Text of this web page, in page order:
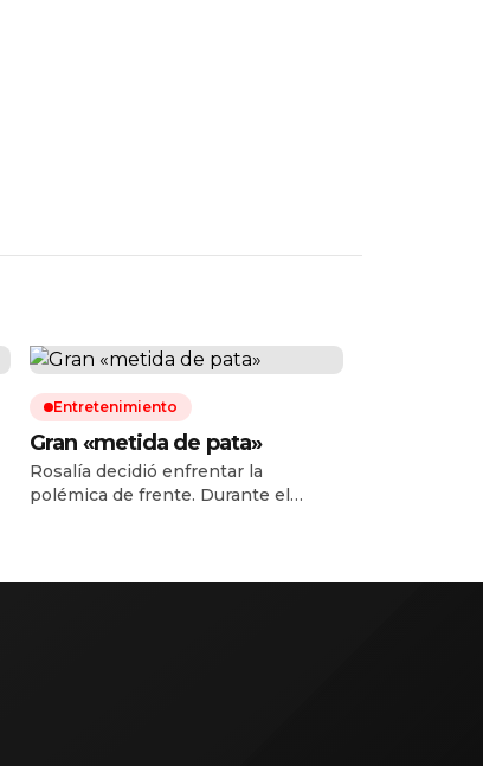
Entretenimiento
Gran «metida de pata»
Rosalía decidió enfrentar la
polémica de frente. Durante el
disculpa pública a sus seguidores